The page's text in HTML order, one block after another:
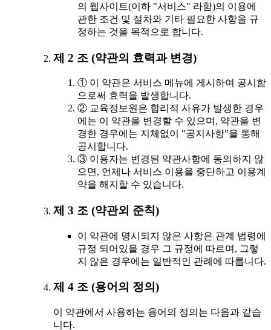
의 웹사이트(이하 "서비스" 라함)의 이용에
관한 조건 및 절차와 기타 필요한 사항을 규
정하는 것을 목적으로 합니다.
제 2 조 (약관의 효력과 변경)
① 이 약관은 서비스 메뉴에 게시하여 공시함
으로써 효력을 발생합니다.
② 교육정보원은 합리적 사유가 발생한 경우
에는 이 약관을 변경할 수 있으며, 약관을 변
경한 경우에는 지체없이 "공지사항"을 통해
공시합니다.
③ 이용자는 변경된 약관사항에 동의하지 않
으면, 언제나 서비스 이용을 중단하고 이용계
약을 해지할 수 있습니다.
제 3 조 (약관외 준칙)
이 약관에 명시되지 않은 사항은 관계 법령에
규정 되어있을 경우 그 규정에 따르며, 그렇
지 않은 경우에는 일반적인 관례에 따릅니다.
제 4 조 (용어의 정의)
이 약관에서 사용하는 용어의 정의는 다음과 같습
니다.